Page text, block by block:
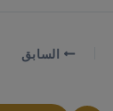
السابق